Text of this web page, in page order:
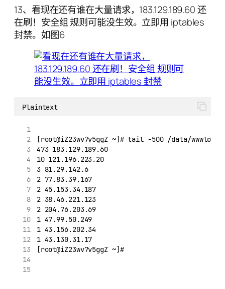
13、看现在还有谁在大量请求，183.129.189.60 还
在刷！安全组 规则可能没生效。立即用 iptables
封禁。如图6
Plaintext
[root@iZ23wv7v5ggZ ~]# tail -500 /data/
473 183.129.189.60
10 121.196.223.20
3 81.29.142.6
2 77.83.39.167
2 45.153.34.187
2 38.46.221.123
2 204.76.203.69
1 47.99.50.249
1 43.156.202.34
1 43.130.31.17
[root@iZ23wv7v5ggZ ~]#